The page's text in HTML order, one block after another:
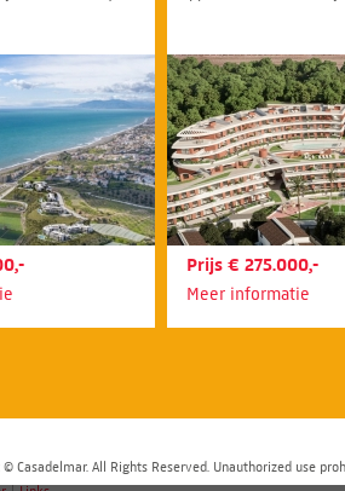
Prijs € 275.000,-
Meer informatie
Casadelmar. All Rights Reserved. Unauthorized use